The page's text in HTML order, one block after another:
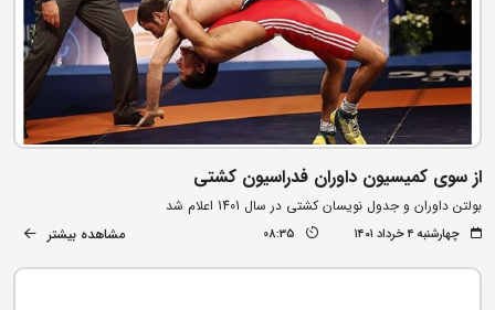
از سوی کمیسیون داوران فدراسیون کشتی
بولتن داوران و جدول نویسان کشتی در سال 1401 اعلام شد
چهارشنبه ۴ خرداد ۱۴۰۱ 08:35 مشاهده بیشتر